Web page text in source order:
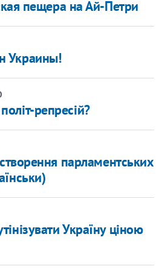
пещера на Ай-Петри
Украины!
репресій?
парламентських
Україну ціною